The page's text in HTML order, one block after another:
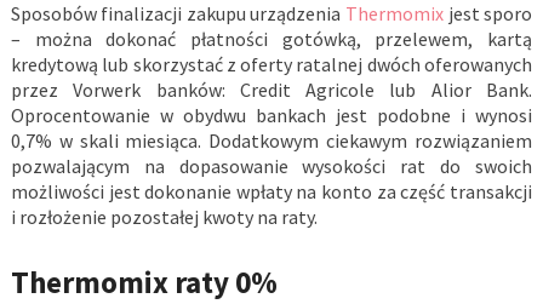
Sposobów finalizacji zakupu urządzenia Thermomix jest sporo
– można dokonać płatności gotówką, przelewem, kartą
kredytową lub skorzystać z oferty ratalnej dwóch oferowanych
przez Vorwerk banków: Credit Agricole lub Alior Bank.
Oprocentowanie w obydwu bankach jest podobne i wynosi
0,7% w skali miesiąca. Dodatkowym ciekawym rozwiązaniem
pozwalającym na dopasowanie wysokości rat do swoich
możliwości jest dokonanie wpłaty na konto za część transakcji
i rozłożenie pozostałej kwoty na raty.
Thermomix raty 0%